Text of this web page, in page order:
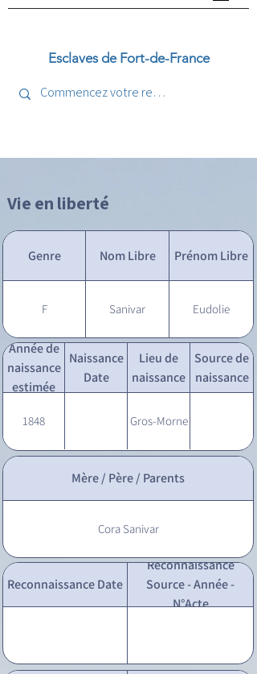
Esclaves de Fort-de-France
Vie en liberté
Genre Nom Libre Prénom Libre
F Sanivar Eudolie
Année de
naissance
estimée
Naissance
Date
Lieu de
naissance
Source de
naissance
1848 Gros-Morne
Mère / Père / Parents
Cora Sanivar
Reconnaissance Date
Reconnaissance
Source - Année -
N°Acte